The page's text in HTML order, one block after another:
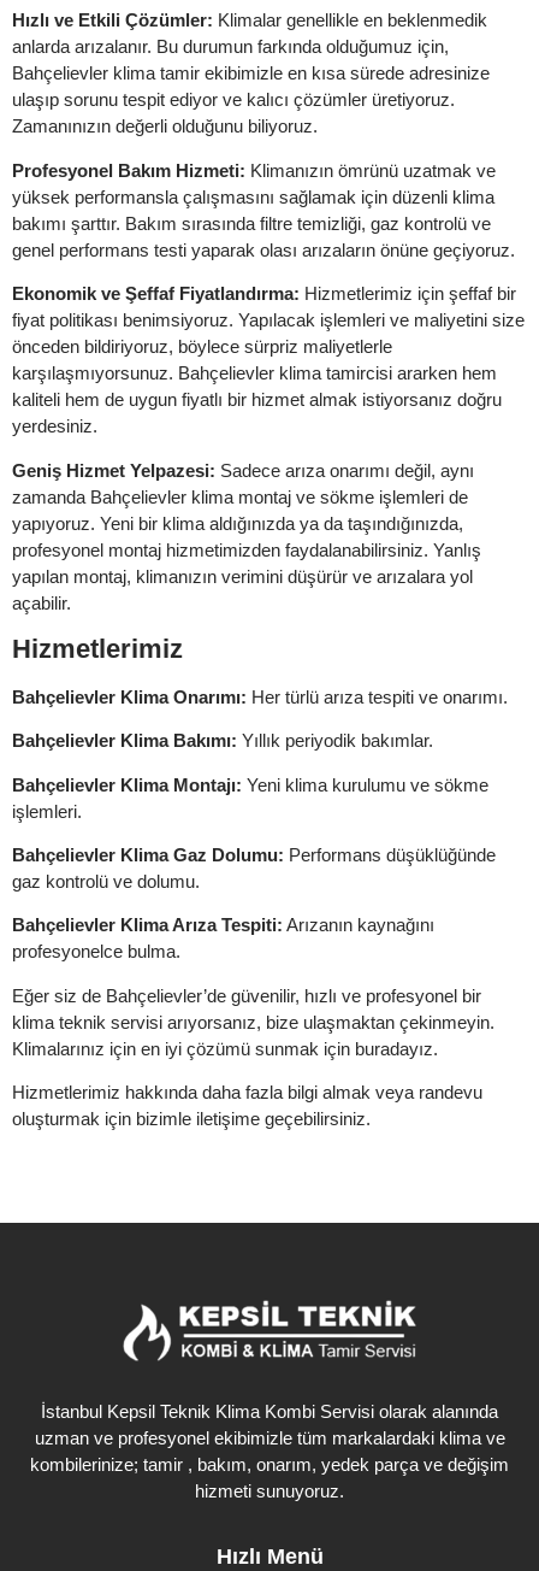
Hızlı ve Etkili Çözümler: Klimalar genellikle en beklenmedik
anlarda arızalanır. Bu durumun farkında olduğumuz için,
Bahçelievler klima tamir ekibimizle en kısa sürede adresinize
ulaşıp sorunu tespit ediyor ve kalıcı çözümler üretiyoruz.
Zamanınızın değerli olduğunu biliyoruz.
Profesyonel Bakım Hizmeti: Klimanızın ömrünü uzatmak ve
yüksek performansla çalışmasını sağlamak için düzenli klima
bakımı şarttır. Bakım sırasında filtre temizliği, gaz kontrolü ve
genel performans testi yaparak olası arızaların önüne geçiyoruz.
Ekonomik ve Şeffaf Fiyatlandırma: Hizmetlerimiz için şeffaf bir
fiyat politikası benimsiyoruz. Yapılacak işlemleri ve maliyetini size
önceden bildiriyoruz, böylece sürpriz maliyetlerle
karşılaşmıyorsunuz. Bahçelievler klima tamircisi ararken hem
kaliteli hem de uygun fiyatlı bir hizmet almak istiyorsanız doğru
yerdesiniz.
Geniş Hizmet Yelpazesi: Sadece arıza onarımı değil, aynı
zamanda Bahçelievler klima montaj ve sökme işlemleri de
yapıyoruz. Yeni bir klima aldığınızda ya da taşındığınızda,
profesyonel montaj hizmetimizden faydalanabilirsiniz. Yanlış
yapılan montaj, klimanızın verimini düşürür ve arızalara yol
açabilir.
Hizmetlerimiz
Bahçelievler Klima Onarımı: Her türlü arıza tespiti ve onarımı.
Bahçelievler Klima Bakımı: Yıllık periyodik bakımlar.
Bahçelievler Klima Montajı: Yeni klima kurulumu ve sökme
işlemleri.
Bahçelievler Klima Gaz Dolumu: Performans düşüklüğünde
gaz kontrolü ve dolumu.
Bahçelievler Klima Arıza Tespiti: Arızanın kaynağını
profesyonelce bulma.
Eğer siz de Bahçelievler’de güvenilir, hızlı ve profesyonel bir
klima teknik servisi arıyorsanız, bize ulaşmaktan çekinmeyin.
Klimalarınız için en iyi çözümü sunmak için buradayız.
Hizmetlerimiz hakkında daha fazla bilgi almak veya randevu
oluşturmak için bizimle iletişime geçebilirsiniz.
İstanbul Kepsil Teknik Klima Kombi Servisi olarak alanında
uzman ve profesyonel ekibimizle tüm markalardaki klima ve
kombilerinize; tamir , bakım, onarım, yedek parça ve değişim
hizmeti sunuyoruz.
Hızlı Menü